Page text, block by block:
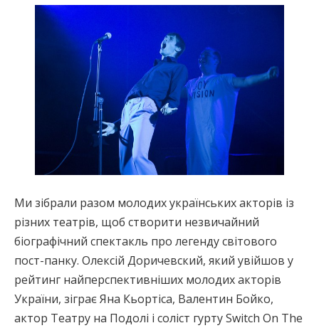
Ми зібрали разом молодих українських акторів із
різних театрів, щоб створити незвичайний
біографічний спектакль про легенду світового
пост-панку. Олексій Доричевский, який увійшов у
рейтинг найперспективніших молодих акторів
України, зіграє Яна Кьортіса, Валентин Бойко,
актор Театру на Подолі і соліст гурту Switch On The